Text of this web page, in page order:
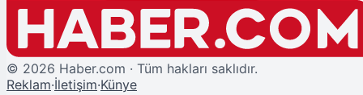
© 2026 Haber.com · Tüm hakları saklıdır.
Reklam·İletişim·Künye